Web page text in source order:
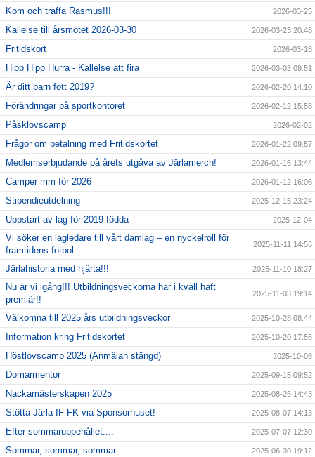
Kom och träffa Rasmus!!! 2026-03-25
Kallelse till årsmötet 2026-03-30 2026-03-23 20:48
Fritidskort 2026-03-18
Hipp Hipp Hurra - Kallelse att fira 2026-03-03 09:51
Är ditt barn fött 2019? 2026-02-20 14:10
Förändringar på sportkontoret 2026-02-12 15:58
Påsklovscamp 2026-02-02
Frågor om betalning med Fritidskortet 2026-01-22 09:57
Medlemserbjudande på årets utgåva av Järlamerch! 2026-01-16 13:44
Camper mm för 2026 2026-01-12 16:06
Stipendieutdelning 2025-12-15 23:24
Uppstart av lag för 2019 födda 2025-12-04
Vi söker en lagledare till vårt damlag – en nyckelroll för
framtidens fotbol
2025-11-11 14:56
Järlahistoria med hjärta!!! 2025-11-10 18:27
Nu är vi igång!!! Utbildningsveckorna har i kväll haft
premiär!!
2025-11-03 19:14
Välkomna till 2025 års utbildningsveckor 2025-10-28 08:44
Information kring Fritidskortet 2025-10-20 17:56
Höstlovscamp 2025 (Anmälan stängd) 2025-10-08
Domarmentor 2025-09-15 09:52
Nackamästerskapen 2025 2025-08-26 14:43
Stötta Järla IF FK via Sponsorhuset! 2025-08-07 14:13
Efter sommaruppehållet.... 2025-07-07 12:30
Sommar, sommar, sommar 2025-06-30 19:12